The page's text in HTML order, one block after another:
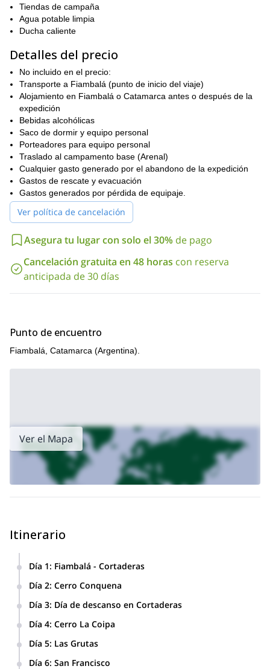
Así que, si quieres vivir una experiencia de montañismo
inolvidable en los Andes, por favor ponte en contacto conmigo.
También puedo llevarte a la cima de Incahuasi, en Argentina.
Échale un vistazoaquí.
Tiendas de campaña
Agua potable limpia
Ducha caliente
Detalles del precio
No incluido en el precio:
Transporte a Fiambalá (punto de inicio del viaje)
Alojamiento en Fiambalá o Catamarca antes o después de la
expedición
Bebidas alcohólicas
Saco de dormir y equipo personal
Porteadores para equipo personal
Traslado al campamento base (Arenal)
Cualquier gasto generado por el abandono de la expedición
Gastos de rescate y evacuación
Gastos generados por pérdida de equipaje.
Ver política de cancelación
Asegura tu lugar con solo el 30% de pago
Cancelación gratuita en 48 horas con reserva
anticipada de 30 días
Punto de encuentro
Fiambalá, Catamarca (Argentina).
Ver el Mapa
Itinerario
Día 1: Fiambalá - Cortaderas
sesión informativa de la expedición. Traslado a Cortaderas
(3300m). Tarde libre.
Día 2: Cerro Conquena
de actividad. Noche en hotel en Cortaderas.
Día 3: Día de descanso en Cortaderas
Día 4: Cerro La Coipa
Día 5: Las Grutas
Día 6: San Francisco